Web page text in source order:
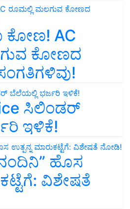
ಕೋಣ! AC
ಕೋಣದ
ಸಿಲಿಂಡರ್‌
ಇಳಿಕೆ!
ಹೊಸ
ವಿಶೇಷತೆ